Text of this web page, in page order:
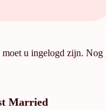
u ingelogd zijn. Nog
Married